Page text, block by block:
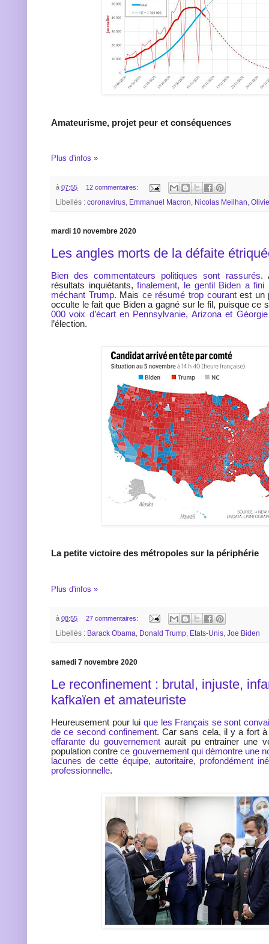
Amateurisme, projet peur et conséquences
Plus d'infos »
à 07:55 12 commentaires:
Libellés : coronavirus, Emmanuel Macron, Nicolas Meilhan,
mardi 10 novembre 2020
Les angles morts de la défaite
Bien des commentateurs politiques sont rassurés.
résultats inquiétants,finalement, le gentil Biden a fini
méchant Trump. Mais ce résumé trop courantest un
occulte le fait que Biden a gagné sur le fil, puisque ce
000 voix d’écart en Pennsylvanie, Arizona et Géorgie
l’élection.
La petite victoire des métropoles sur la périphérie
Plus d'infos »
à 08:55 27 commentaires:
Libellés : Barack Obama, Donald Trump, Etats-Unis, Joe Biden
samedi 7 novembre 2020
Le reconfinement : brutal, injuste,
kafkaïen et amateuriste
Heureusement pour lui que les Français se sont
de ce second confinement. Car sans cela, il y a fort
effarante du gouvernementaurait pu entrainer une
population contrece gouvernement qui démontre une
lacunes de cette équipe, autoritaire, profondément
professionnelle.